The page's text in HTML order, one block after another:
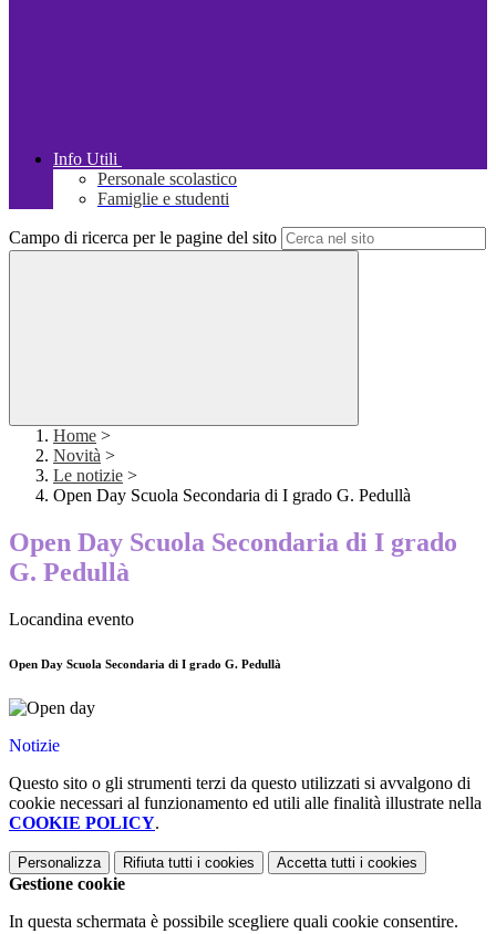
Info Utili
Personale scolastico
Famiglie e studenti
Campo di ricerca per le pagine del sito
Home >
Novità >
Le notizie >
Open Day Scuola Secondaria di I grado G. Pedullà
Open Day Scuola Secondaria di I grado
G. Pedullà
Locandina evento
Open Day Scuola Secondaria di I grado G. Pedullà
Notizie
Questo sito o gli strumenti terzi da questo utilizzati si avvalgono di
cookie necessari al funzionamento ed utili alle finalità illustrate nella
COOKIE POLICY.
Personalizza Rifiuta tutti i cookies Accetta tutti i cookies
Gestione cookie
In questa schermata è possibile scegliere quali cookie consentire.